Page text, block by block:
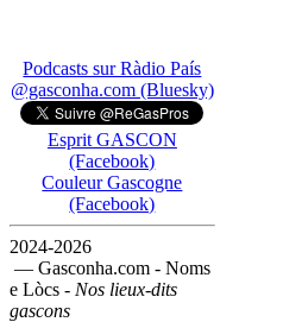
Podcasts sur Ràdio País
@gasconha.com (Bluesky)
Esprit GASCON
(Facebook)
Couleur Gascogne
(Facebook)
2024-2026
— Gasconha.com - Noms
e Lòcs - Nos lieux-dits
gascons